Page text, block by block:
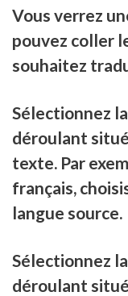
Vous verrez
pouvez coller
souhaitez
Sélectionnez
déroulant
texte. Par
français,
langue source.
Sélectionnez
déroulant